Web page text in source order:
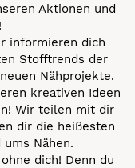
Aktionen und
informieren dich
Stofftrends der
Nähprojekte.
kreativen Ideen
Wir teilen mit dir
dir die heißesten
Nähen.
dich! Denn du